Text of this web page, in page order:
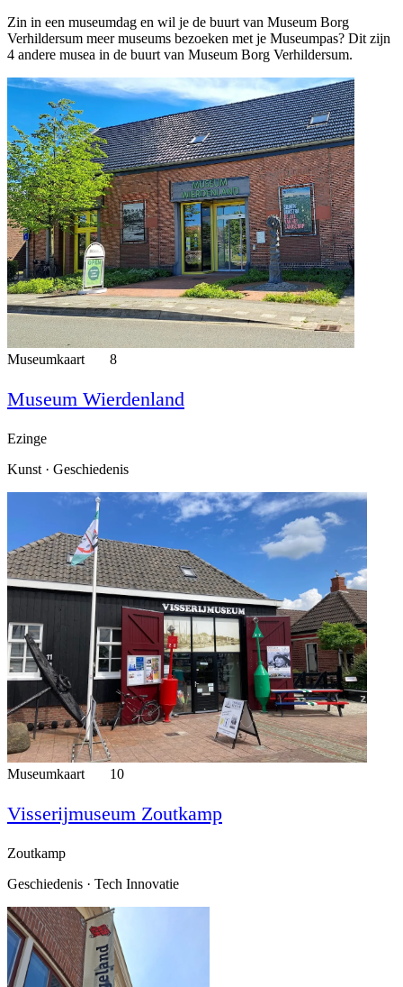
Zin in een museumdag en wil je de buurt van Museum Borg
Verhildersum meer museums bezoeken met je Museumpas? Dit zijn
4 andere musea in de buurt van Museum Borg Verhildersum.
Museumkaart 8
Museum Wierdenland
Ezinge
Kunst · Geschiedenis
Museumkaart 10
Visserijmuseum Zoutkamp
Zoutkamp
Geschiedenis · Tech Innovatie